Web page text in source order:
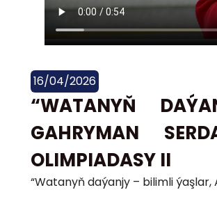
16/04/2026
“WATANYŇ
GAHRYMAN
OLIMPIADASY II
“Watanyň daýanjy – bilimli ýaşlar,